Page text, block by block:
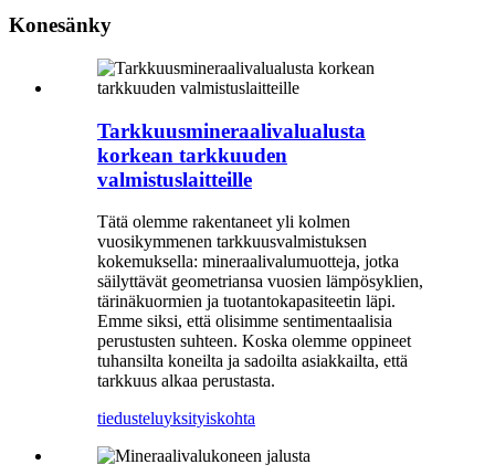
Konesänky
Tarkkuusmineraalivalualusta
korkean tarkkuuden
valmistuslaitteille
Tätä olemme rakentaneet yli kolmen
vuosikymmenen tarkkuusvalmistuksen
kokemuksella: mineraalivalumuotteja, jotka
säilyttävät geometriansa vuosien lämpösyklien,
tärinäkuormien ja tuotantokapasiteetin läpi.
Emme siksi, että olisimme sentimentaalisia
perustusten suhteen. Koska olemme oppineet
tuhansilta koneilta ja sadoilta asiakkailta, että
tarkkuus alkaa perustasta.
tiedusteluyksityiskohta